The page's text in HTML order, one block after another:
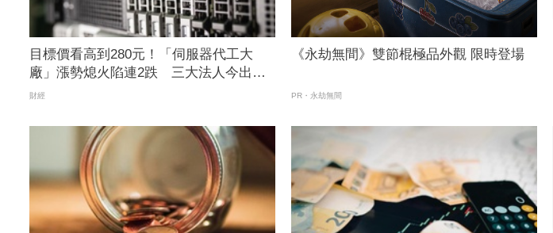
目標價看高到280元！「伺服器代工大
廠」漲勢熄火陷連2跌 三大法人今出清
1.1萬張、抽回21億元
財經
《永劫無間》雙節棍極品外觀 限時登場
PR・永劫無間